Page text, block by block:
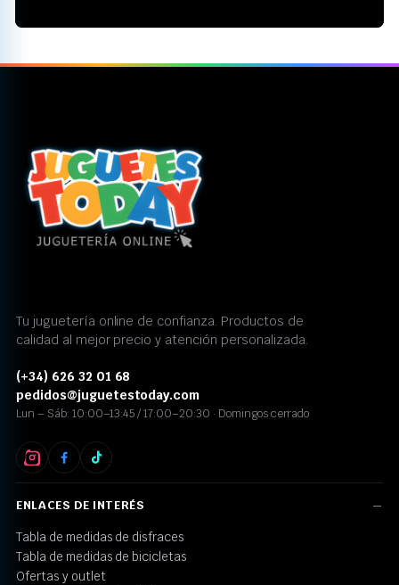
Tu juguetería online de confianza. Productos de
calidad al mejor precio y atención personalizada.
(+34) 626 32 01 68
pedidos@juguetestoday.com
Lun – Sáb: 10:00–13:45 / 17:00–20:30 · Domingos cerrado
ENLACES DE INTERÉS
Tabla de medidas de disfraces
Tabla de medidas de bicicletas
Ofertas y outlet